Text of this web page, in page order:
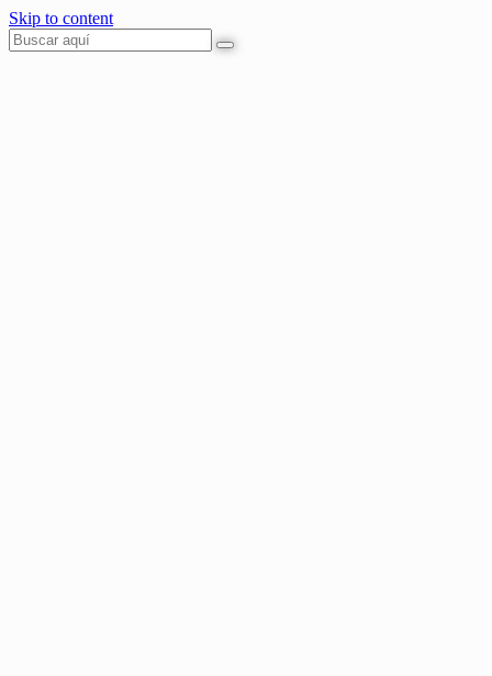
Skip to content